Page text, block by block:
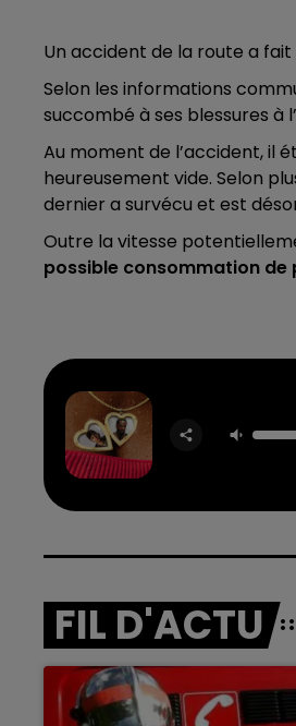
Un accident de la route a fait
Selon les informations
succombé à ses blessures à
Au moment de l’accident, il
heureusement vide. Selon
dernier a survécu et est
Outre la vitesse
possible consommation de
FIL D'ACTU